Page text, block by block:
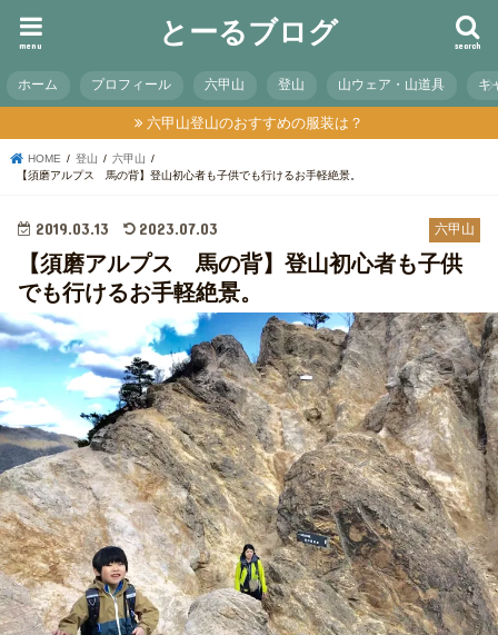
とーるブログ search
menu
ホーム プロフィール 六甲山 登山 山ウェア・山道具 キ
六甲山登山のおすすめの服装は？
HOME 登山
六甲山
【須磨アルプス 馬の背】登山初心者も子供でも行けるお手軽絶景。
六甲山
2019.03.13 2023.07.03
【須磨アルプス 馬の背】登山初心者も子供
でも行けるお手軽絶景。